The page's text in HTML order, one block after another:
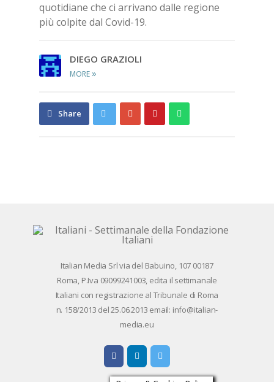
quo­ti­dia­ne che ci ar­ri­va­no dal­le re­gio­ne
più col­pi­te dal Co­vid-19.
DIE­GO GRA­ZIO­LI
MORE »
Share
Share
Ita­lian Me­dia Srl via del Ba­bui­no, 107 00187
Roma, P.Iva 09099241003, edi­ta il set­ti­ma­na­le
Ita­lia­ni con re­gi­stra­zio­ne al Tri­bu­na­le di Roma
n. 158/​2013 del 25.06.2013 email: info@ita­lian­
me­dia.eu